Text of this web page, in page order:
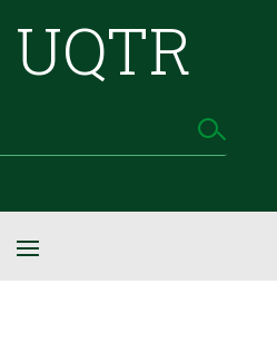
UQTR